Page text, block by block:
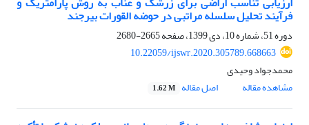
فرآیند تحلیل سلسله مراتبی در حوضه القورات بیرجند
دوره 51، شماره 10، دی 1399، صفحه
2665-2680
10.22059/ijswr.2020.305789.668663
محمدجواد وحیدی
مشاهده مقاله
اصل مقاله 1.62 M